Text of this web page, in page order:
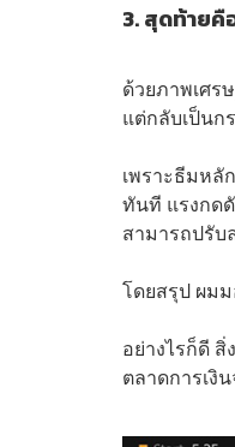
3. สุดท้ายคื
ด้วยภาพเศร
แต่กลับเป็น
เพราะธีมหลั
ทันที แรงกด
สามารถปรับ
โดยสรุป ผม
อย่างไรก็ดี
ตลาดการเงิ